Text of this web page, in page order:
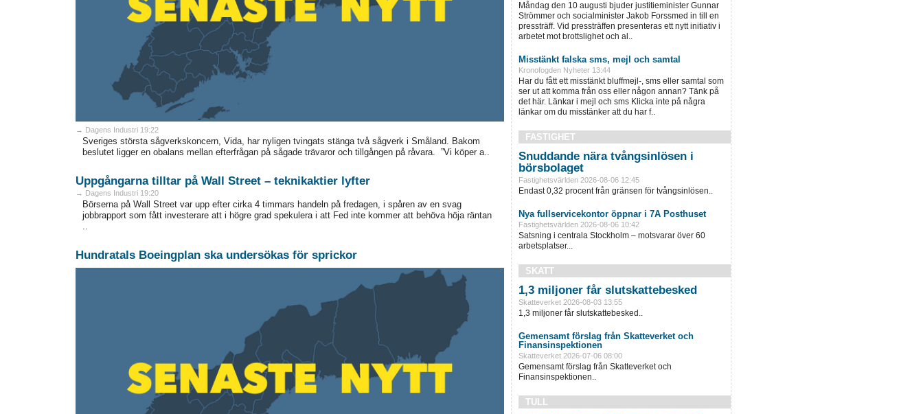
→ Dagens Industri 19:22
Sveriges största sågverkskoncern, Vida, har nyligen tvingats stänga två sågverk i Småland. Bakom
beslutet ligger en obalans mellan efterfrågan på sågade trävaror och tillgången på råvara. ”Vi köper a..
Uppgångarna tilltar på Wall Street – teknikaktier lyfter
→ Dagens Industri 19:20
Börserna på Wall Street var upp efter cirka 4 timmars handeln på fredagen, i spåren av en svag
jobbrapport som fått investerare att i högre grad spekulera i att Fed inte kommer att behöva höja räntan
..
Hundratals Boeingplan ska undersökas för sprickor
Måndag den 10 augusti bjuder justitieminister Gunnar
Strömmer och socialminister Jakob Forssmed in till en
pressträff. Vid pressträffen presenteras ett nytt initiativ i
arbetet mot brottslighet och al..
Misstänkt falska sms, mejl och samtal
Kronofogden Nyheter 13:44
Har du fått ett misstänkt bluffmejl-, sms eller samtal som
ser ut att komma från oss eller någon annan? Tänk på
det här. Länkar i mejl och sms Klicka inte på några
länkar om du misstänker att du har f..
FASTIGHET
Snuddande nära tvångsinlösen i
börsbolaget
Fastighetsvärlden 2026-08-06 12:45
Endast 0,32 procent från gränsen för tvångsinlösen..
Nya fullservicekontor öppnar i 7A Posthuset
Fastighetsvärlden 2026-08-06 10:42
Satsning i centrala Stockholm – motsvarar över 60
arbetsplatser...
SKATT
1,3 miljoner får slutskattebesked
Skatteverket 2026-08-03 13:55
1,3 miljoner får slutskattebesked..
Gemensamt förslag från Skatteverket och
Finansinspektionen
Skatteverket 2026-07-06 08:00
Gemensamt förslag från Skatteverket och
Finansinspektionen..
TULL